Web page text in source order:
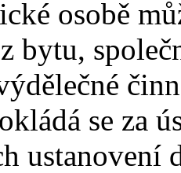
osobě
bytu,
se za
ustanovení